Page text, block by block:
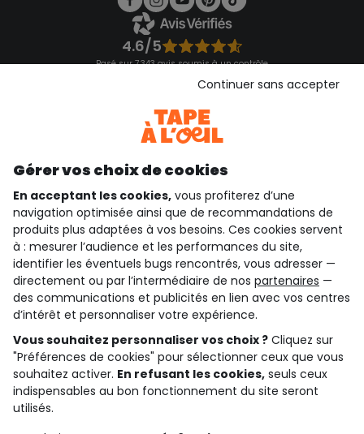
4.6/5
Basé sur 7 343 avis soumis à un contrôle
Consulter les CGU
qui sommes-nous ?
besoin d'aide ?
le club fidélité
notre catalogue
Conditions générales de ventes et d'utilisation
Conditions d’utilisation des réseaux sociaux
Politique de confidentialité
Gérer vos choix de cookies
En acceptant les cookies, vous profiterez d’une
navigation optimisée ainsi que de recommandations de
produits plus adaptées à vos besoins. Ces cookies servent
à : mesurer l’audience et les performances du site,
identifier les éventuels bugs rencontrés, vous adresser —
directement ou par l’intermédiaire de nos partenaires —
des communications et publicités en lien avec vos centres
d’intérêt et personnaliser votre expérience.
Vous souhaitez personnaliser vos choix ? Cliquez sur
"Préférences de cookies" pour sélectionner ceux que vous
souhaitez activer. En refusant les cookies, seuls ceux
indispensables au bon fonctionnement du site seront
utilisés.
Continuer sans accepter